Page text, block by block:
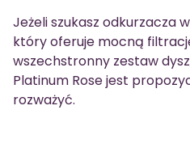
Jeżeli szukasz odkurzacza
który oferuje mocną
wszechstronny zestaw
Platinum Rose jest
rozważyć.